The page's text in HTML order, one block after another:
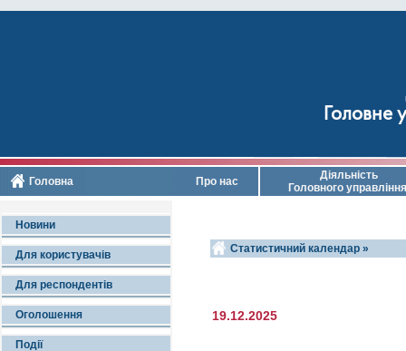
Головне
Головна Про нас
Діяльність
Головного управління
Новини
Для користувачів
Для респондентів
Оголошення
Події
Статистичний календар »
19.12.2025